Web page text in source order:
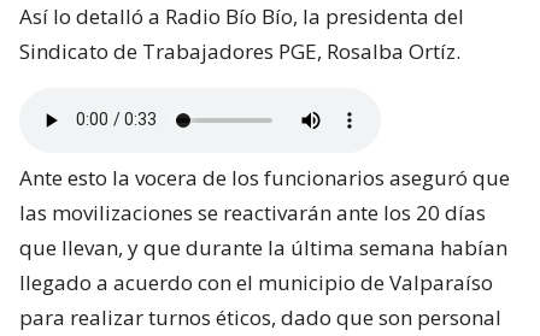
Así lo detalló a Radio Bío Bío, la presidenta del
Sindicato de Trabajadores PGE, Rosalba Ortíz.
Ante esto la vocera de los funcionarios aseguró que
las movilizaciones se reactivarán ante los 20 días
que llevan, y que durante la última semana habían
llegado a acuerdo con el municipio de Valparaíso
para realizar turnos éticos, dado que son personal